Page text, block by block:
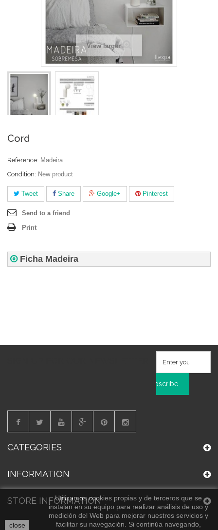
View larger
Cord
Reference: Madeira
Condition: New product
Tweet Share Google+ Pinterest
Send to a friend
Print
Ficha Madeira
Subscribe
CATEGORIES
INFORMATION
STORE INFORMATION
close
Utilizamos cookies propias y de terceros que se
instalan en su equipo para realizar análisis de uso y
medición del Web para mejorar nuestros servicios y
facilitar su navegación. Si continúa navegando,